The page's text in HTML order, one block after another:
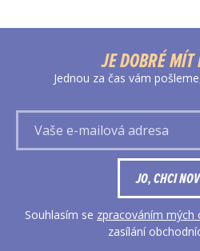
JE DOBRÉ MÍT
Jednou za čas vám
JO, CHCI
Souhlasím se zpracováním mých
zasílání